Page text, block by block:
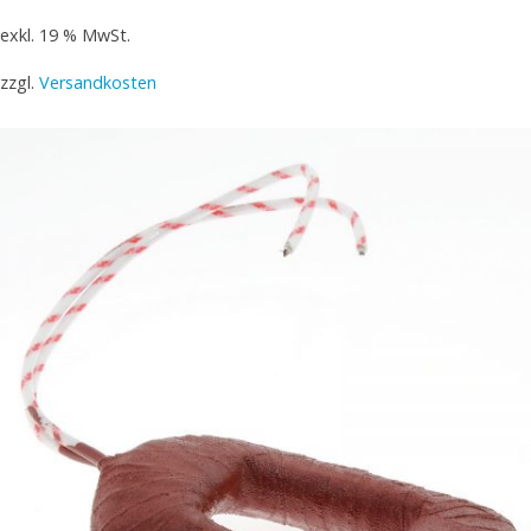
exkl. 19 % MwSt.
zzgl. Versandkosten